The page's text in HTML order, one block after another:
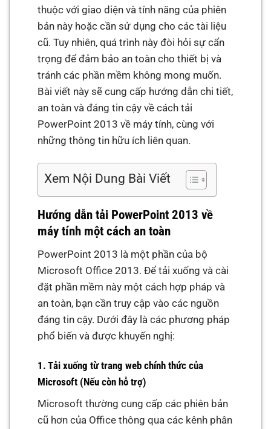
thuộc với giao diện và tính năng của phiên
bản này hoặc cần sử dụng cho các tài liệu
cũ. Tuy nhiên, quá trình này đòi hỏi sự cẩn
trọng để đảm bảo an toàn cho thiết bị và
tránh các phần mềm không mong muốn.
Bài viết này sẽ cung cấp hướng dẫn chi tiết,
an toàn và đáng tin cậy về cách tải
PowerPoint 2013 về máy tính, cùng với
những thông tin hữu ích liên quan.
Xem Nội Dung Bài Viết
Hướng dẫn tải PowerPoint 2013 về
máy tính một cách an toàn
PowerPoint 2013 là một phần của bộ
Microsoft Office 2013. Để tải xuống và cài
đặt phần mềm này một cách hợp pháp và
an toàn, bạn cần truy cập vào các nguồn
đáng tin cậy. Dưới đây là các phương pháp
phổ biến và được khuyến nghị:
1. Tải xuống từ trang web chính thức của
Microsoft (Nếu còn hỗ trợ)
Microsoft thường cung cấp các phiên bản
cũ hơn của Office thông qua các kênh phân